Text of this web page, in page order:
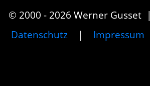
© 2000 - 2026 Werner Gusset |
Datenschutz
| Impressum